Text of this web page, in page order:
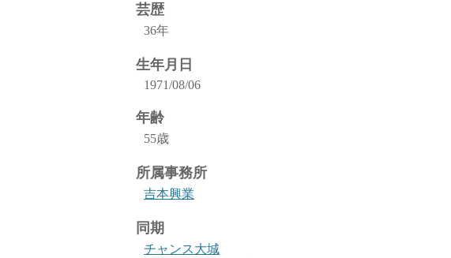
芸歴
36年
生年月日
1971/08/06
年齢
55歳
所属事務所
吉本興業
同期
チャンス大城